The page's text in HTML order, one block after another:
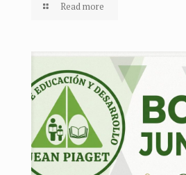
Read more